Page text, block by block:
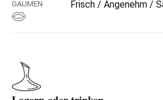
GAUMEN Frisch / Angenehm /